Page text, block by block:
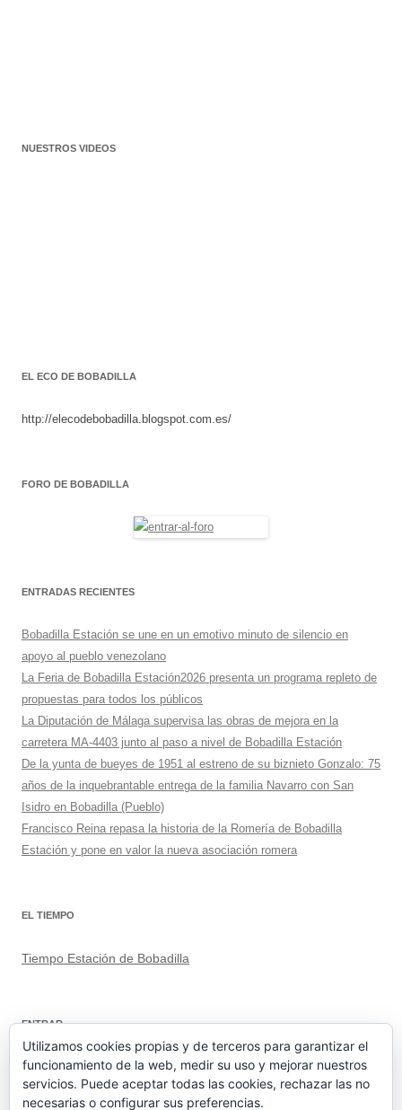
NUESTROS VIDEOS
EL ECO DE BOBADILLA
http://elecodebobadilla.blogspot.com.es/
FORO DE BOBADILLA
ENTRADAS RECIENTES
Bobadilla Estación se une en un emotivo minuto de silencio en
apoyo al pueblo venezolano
La Feria de Bobadilla Estación2026 presenta un programa repleto de
propuestas para todos los públicos
La Diputación de Málaga supervisa las obras de mejora en la
carretera MA-4403 junto al paso a nivel de Bobadilla Estación
De la yunta de bueyes de 1951 al estreno de su biznieto Gonzalo: 75
años de la inquebrantable entrega de la familia Navarro con San
Isidro en Bobadilla (Pueblo)
Francisco Reina repasa la historia de la Romería de Bobadilla
Estación y pone en valor la nueva asociación romera
EL TIEMPO
Tiempo Estación de Bobadilla
ENTRAR
Acceder
Feed de entradas
Utilizamos cookies propias y de terceros para garantizar el
funcionamiento de la web, medir su uso y mejorar nuestros
servicios. Puede aceptar todas las cookies, rechazar las no
necesarias o configurar sus preferencias.